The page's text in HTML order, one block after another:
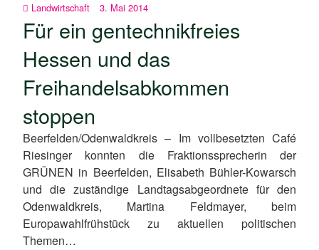
Landwirtschaft 3. Mai 2014
Für ein gentechnikfreies
Hessen und das
Freihandelsabkommen
stoppen
Beerfelden/Odenwaldkreis – Im vollbesetzten Café
Riesinger konnten die Fraktionssprecherin der
GRÜNEN in Beerfelden, Elisabeth Bühler-Kowarsch
und die zuständige Landtagsabgeordnete für den
Odenwaldkreis, Martina Feldmayer, beim
Europawahlfrühstück zu aktuellen politischen
Themen…